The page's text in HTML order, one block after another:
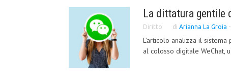
La dittatura gentile
Diritto di Arianna La Groia -
L’articolo analizza il
al colosso digitale WeChat,